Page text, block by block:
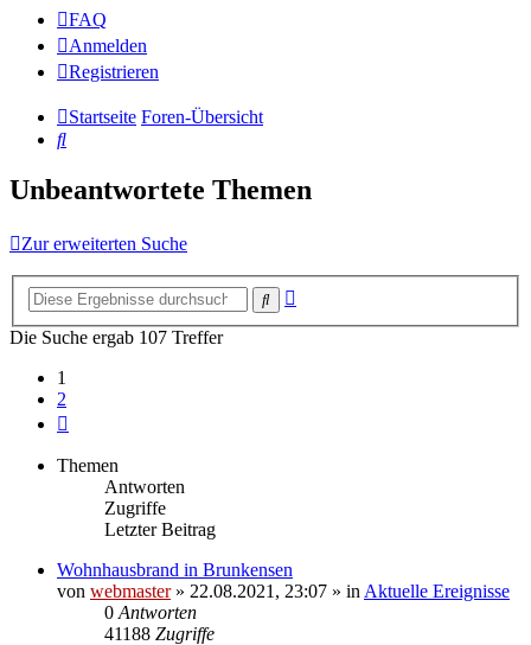
FAQ
Anmelden
Registrieren
Startseite Foren-Übersicht
Suche
Unbeantwortete Themen
Zur erweiterten Suche
Suche
Die Suche ergab 107 Treffer
1
2
Themen
Antworten
Zugriffe
Letzter Beitrag
Wohnhausbrand in Brunkensen
von webmaster» 22.08.2021, 23:07 » in Aktuelle Ereignisse
0 Antworten
41188 Zugriffe